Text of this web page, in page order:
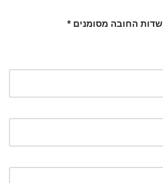
שדות החובה מסומנים *